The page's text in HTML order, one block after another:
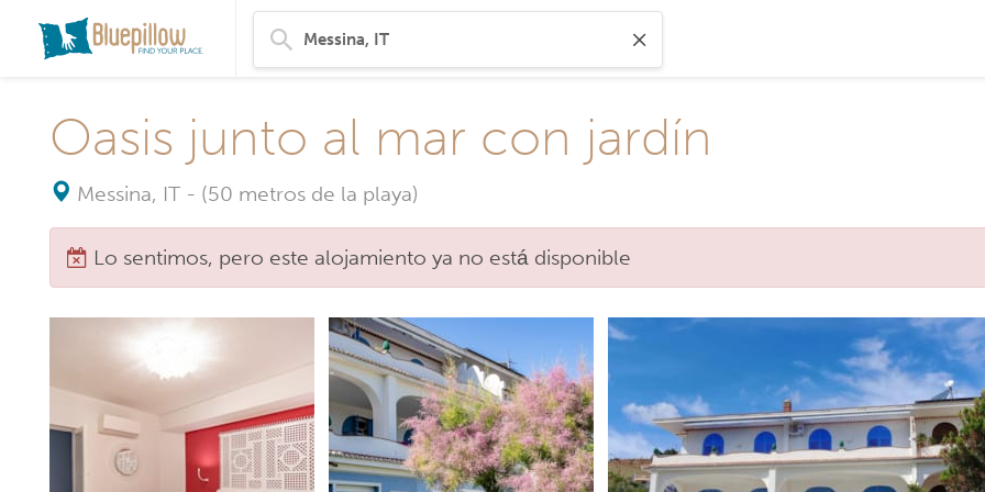
Oasis junto al mar con jardín
Messina, IT - (50 metros de la playa)
Lo sentimos, pero este alojamiento ya no está disponible